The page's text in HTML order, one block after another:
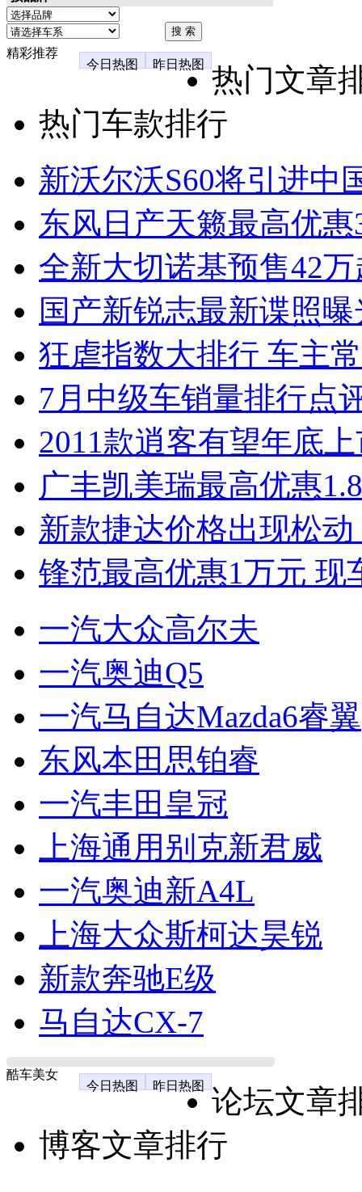
精彩推荐
今日热图
昨日热图
热门文章
热门车款排行
新沃尔沃S60将引进中
东风日产天籁最高优
全新大切诺基预售42
国产新锐志最新谍照
狂虐指数大排行 车主
7月中级车销量排行点
2011款逍客有望年底
广丰凯美瑞最高优惠
新款捷达价格出现松
锋范最高优惠1万元 现
一汽大众高尔夫
一汽奥迪Q5
一汽马自达Mazda6睿翼
东风本田思铂睿
一汽丰田皇冠
上海通用别克新君威
一汽奥迪新A4L
上海大众斯柯达昊锐
新款奔驰E级
马自达CX-7
酷车美女
今日热图
昨日热图
论坛文章
博客文章排行